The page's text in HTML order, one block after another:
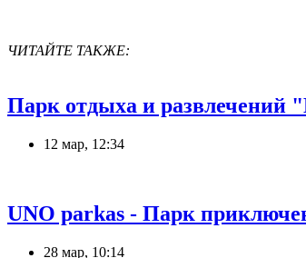
ЧИТАЙТЕ ТАКЖЕ:
Парк отдыха и развлечений
12 мар, 12:34
UNO parkas - Парк
28 мар, 10:14